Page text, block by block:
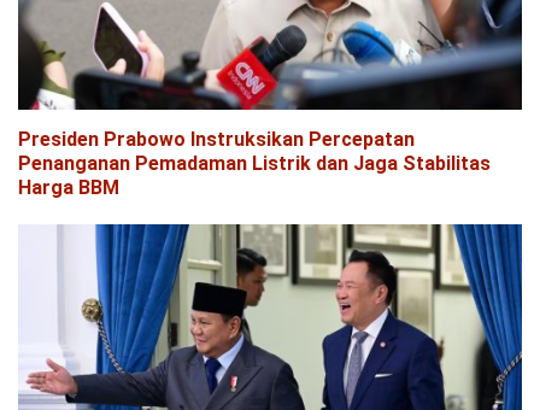
Presiden Prabowo Instruksikan Percepatan
Penanganan Pemadaman Listrik dan Jaga Stabilitas
Harga BBM